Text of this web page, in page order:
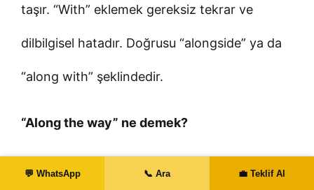
taşır. “With” eklemek gereksiz tekrar ve
dilbilgisel hatadır. Doğrusu “alongside” ya da
“along with” şeklindedir.
“Along the way” ne demek?
“Yol boyunca/süreç esnasında” anlamına gelir
💬 WhatsApp 📞 Ara 💼 Teklif Al